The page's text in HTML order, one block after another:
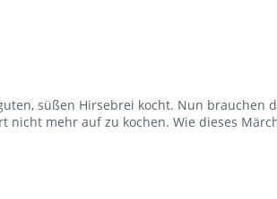
süßen Hirsebrei kocht. Nun
nicht mehr auf zu kochen. Wie dieses